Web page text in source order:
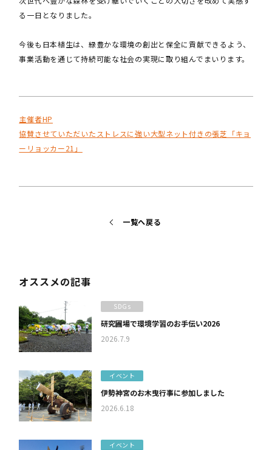
る一日となりました。
今後も日本植生は、緑豊かな環境の創出と保全に貢献できるよう、
事業活動を通じて持続可能な社会の実現に取り組んでまいります。
主催者HP
協賛させていただいたストレスに強い大型ネット付きの張芝「キョ
ーリョッカー21」
一覧へ戻る
オススメの記事
SDGs
研究圃場で環境学習のお手伝い2026
2026.7.9
イベント
伊勢神宮のお木曳行事に参加しました
2026.6.18
イベント